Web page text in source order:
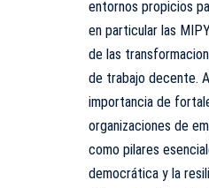
entornos propicios
en particular las
de las
de trabajo decente.
importancia de
organizaciones de
como pilares
democrática y la